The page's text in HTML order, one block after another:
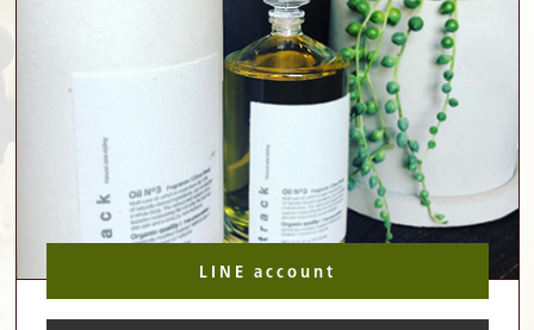
LINE account